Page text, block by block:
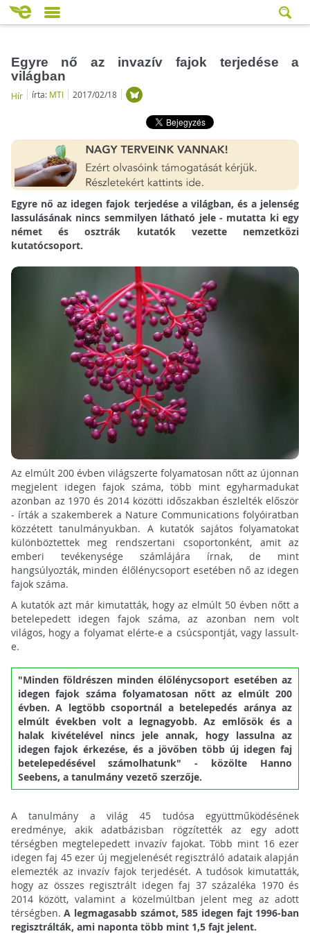
Egyre nő az invazív fajok terjedése a
világban
Hír írta: MTI 2017/02/18
Egyre nő az idegen fajok terjedése a világban, és a jelenség
lassulásának nincs semmilyen látható jele - mutatta ki egy
német és osztrák kutatók vezette nemzetközi
kutatócsoport.
Az elmúlt 200 évben világszerte folyamatosan nőtt az újonnan
megjelent idegen fajok száma, több mint egyharmadukat
azonban az 1970 és 2014 közötti időszakban észlelték először
- írták a szakemberek a Nature Communications folyóiratban
közzétett tanulmányukban. A kutatók sajátos folyamatokat
különböztettek meg rendszertani csoportonként, amit az
emberi tevékenysége számlájára írnak, de mint
hangsúlyozták, minden élőlénycsoport esetében nő az idegen
fajok száma.
A kutatók azt már kimutatták, hogy az elmúlt 50 évben nőtt a
betelepedett idegen fajok száma, az azonban nem volt
világos, hogy a folyamat elérte-e a csúcspontját, vagy lassult-
e.
"Minden földrészen minden élőlénycsoport esetében az
idegen fajok száma folyamatosan nőtt az elmúlt 200
évben. A legtöbb csoportnál a betelepedés aránya az
elmúlt években volt a legnagyobb. Az emlősök és a
halak kivételével nincs jele annak, hogy lassulna az
idegen fajok érkezése, és a jövőben több új idegen faj
betelepedésével számolhatunk" - közölte Hanno
Seebens, a tanulmány vezető szerzője.
A tanulmány a világ 45 tudósa együttműködésének
eredménye, akik adatbázisban rögzítették az egy adott
térségben megtelepedett invazív fajokat. Több mint 16 ezer
idegen faj 45 ezer új megjelenését regisztráló adataik alapján
elemezték az invazív fajok terjedését. A tudósok kimutatták,
hogy az összes regisztrált idegen faj 37 százaléka 1970 és
2014 között, valamint a közelmúltban jelent meg az adott
térségben.A legmagasabb számot, 585 idegen fajt 1996-ban
regisztrálták, ami naponta több mint 1,5 fajt jelent.